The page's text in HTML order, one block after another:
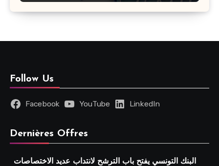
Follow Us
Facebook YouTube LinkedIn
Dernières Offres
البنك التونسي يفتح باب الترشح لانتداب عديد الاختصاصات